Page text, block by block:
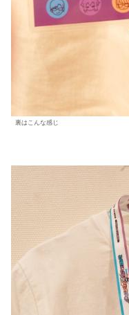
裏はこんな感じ